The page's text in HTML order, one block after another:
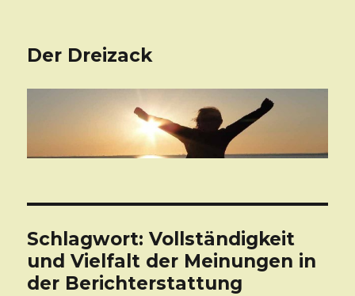
Der Dreizack
Schlagwort: Vollständigkeit
und Vielfalt der Meinungen in
der Berichterstattung